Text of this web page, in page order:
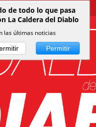
de todo lo que pasa
La Caldera del Diablo
las últimas noticias
Permitir